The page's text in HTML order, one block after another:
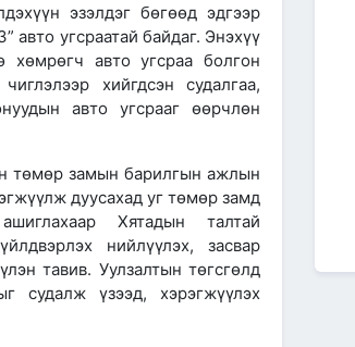
эзэлдэг бөгөөд эдгээр
авто угсраатай байдаг. Энэхүү
хөмрөгч авто угсраа болгон
хийгдсэн судалгаа,
авто угсрааг өөрчлөн
төмөр замын барилгын ажлын
дуусахад уг төмөр замд
Хятадын талтай
нийлүүлэх, засвар
тавив. Уулзалтын төгсгөлд
судалж үзээд, хэрэгжүүлэх